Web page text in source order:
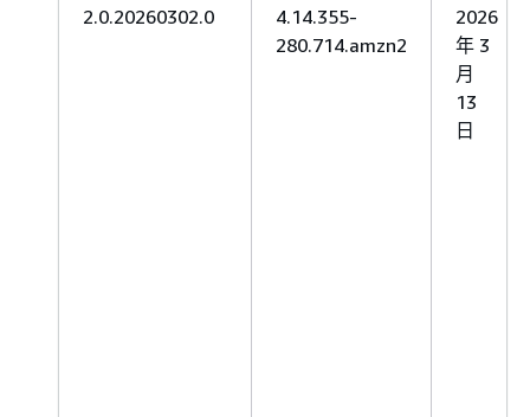
2.0.20260302.0
4.14.355-
280.714.amzn2
2026
年 3
月
13
日